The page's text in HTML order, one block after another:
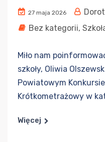
27 maja 2026
Bez kategorii,
Miło nam
szkoły, Oliwia
Powiatowym
Krótkometrażowy w
Więcej